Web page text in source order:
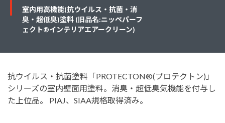
室内用高機能(抗ウイルス・抗菌・消
臭・超低臭)塗料 (旧品名:ニッペパーフ
ェクト®インテリアエアークリーン)
抗ウイルス・抗菌塗料「PROTECTON®(プロテクトン)」
シリーズの室内壁面用塗料。消臭・超低臭気機能を付与し
た上位品。 PIAJ、SIAA規格取得済み。